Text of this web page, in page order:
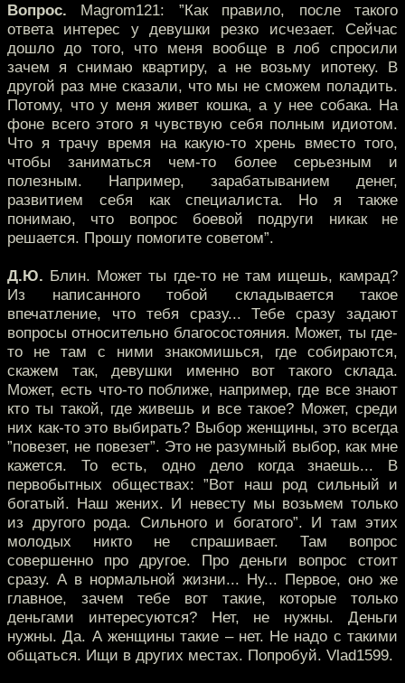
Вопрос. Magrom121: ”Как правило, после такого
ответа интерес у девушки резко исчезает. Сейчас
дошло до того, что меня вообще в лоб спросили
зачем я снимаю квартиру, а не возьму ипотеку. В
другой раз мне сказали, что мы не сможем поладить.
Потому, что у меня живет кошка, а у нее собака. На
фоне всего этого я чувствую себя полным идиотом.
Что я трачу время на какую-то хрень вместо того,
чтобы заниматься чем-то более серьезным и
полезным. Например, зарабатыванием денег,
развитием себя как специалиста. Но я также
понимаю, что вопрос боевой подруги никак не
решается. Прошу помогите советом”.
Д.Ю. Блин. Может ты где-то не там ищешь, камрад?
Из написанного тобой складывается такое
впечатление, что тебя сразу... Тебе сразу задают
вопросы относительно благосостояния. Может, ты где-
то не там с ними знакомишься, где собираются,
скажем так, девушки именно вот такого склада.
Может, есть что-то поближе, например, где все знают
кто ты такой, где живешь и все такое? Может, среди
них как-то это выбирать? Выбор женщины, это всегда
”повезет, не повезет”. Это не разумный выбор, как мне
кажется. То есть, одно дело когда знаешь... В
первобытных обществах: ”Вот наш род сильный и
богатый. Наш жених. И невесту мы возьмем только
из другого рода. Сильного и богатого”. И там этих
молодых никто не спрашивает. Там вопрос
совершенно про другое. Про деньги вопрос стоит
сразу. А в нормальной жизни... Ну... Первое, оно же
главное, зачем тебе вот такие, которые только
деньгами интересуются? Нет, не нужны. Деньги
нужны. Да. А женщины такие – нет. Не надо с такими
общаться. Ищи в других местах. Попробуй. Vlad1599.